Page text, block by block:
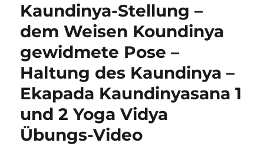
Bakanasana)
Ausführung
und
Wirkung
Kaundinya-Stellung –
dem Weisen Koundinya
gewidmete Pose –
Haltung des Kaundinya –
Ekapada Kaundinyasana 1
und 2 Yoga Vidya
Übungs-Video